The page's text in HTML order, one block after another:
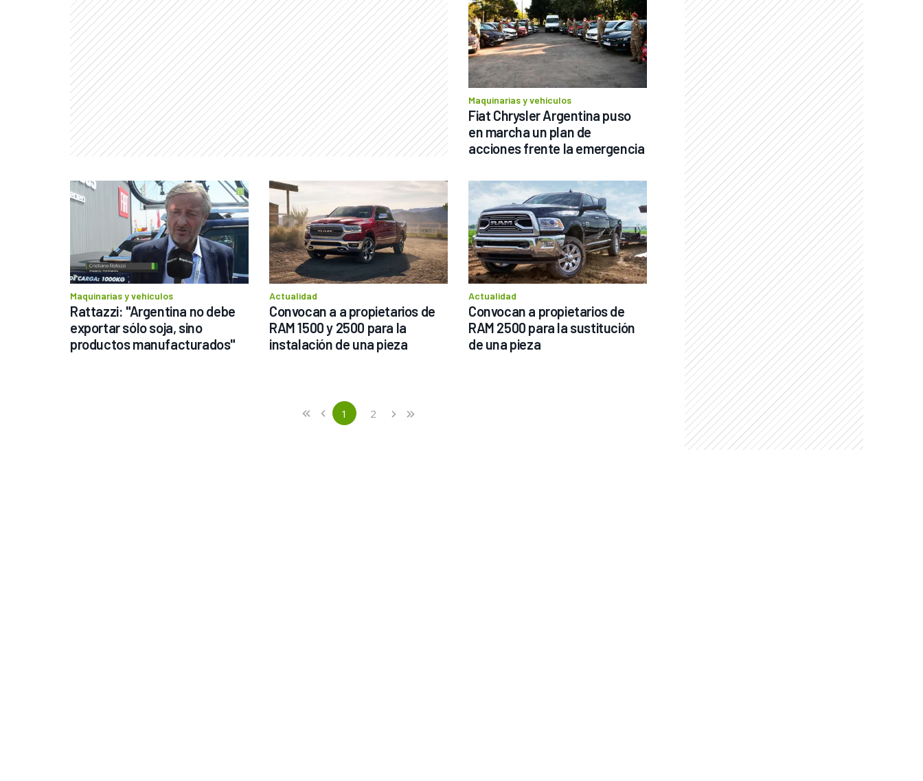
Maquinarias y vehículos
Fiat Chrysler Argentina puso
en marcha un plan de
acciones frente la emergencia
Maquinarias y vehículos
Rattazzi: "Argentina no debe
exportar sólo soja, sino
productos manufacturados"
Actualidad
Convocan a a propietarios de
RAM 1500 y 2500 para la
instalación de una pieza
Actualidad
Convocan a propietarios de
RAM 2500 para la sustitución
de una pieza
«
First ‹
Previous 1(current)
2 ›
Next
»
Last